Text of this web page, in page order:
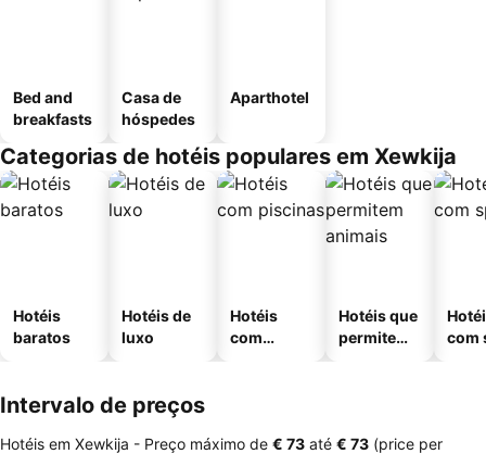
Bed and
breakfasts
Casa de
hóspedes
Aparthotel
Categorias de hotéis populares em Xewkija
Hotéis
baratos
Hotéis de
luxo
Hotéis
com
Hotéis que
permitem
com
Intervalo de preços
Hotéis em Xewkija - Preço máximo de ‎€ 73 até ‎€ 73 (price per